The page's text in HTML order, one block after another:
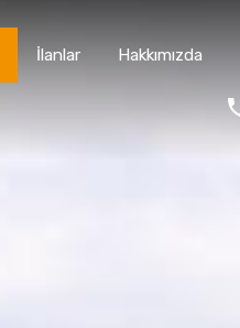
İlanlar Hakkımızda